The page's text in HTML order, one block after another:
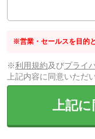
※営業・セールスを目的
※利用規約及びプライ
上記内容に同意いただ
上記に